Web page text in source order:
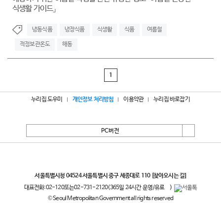
식생활 가이드」
냉동식품 냉장식품 식생활 식품 여름철
적정보관온도 해동
1
누리집 도우미 개인정보 처리방침 이용약관 누리집 바로잡기
PC버전
서울특별시청 04524 서울특별시 중구 세종대로 110 [찾아오시는 길]
대표전화:02-120또는02-731-2120(365일 24시간 운영/유료
)
© Seoul Metropolitan Government all rights reserved